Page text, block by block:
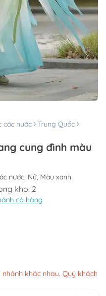
các nước
Trung Quốc
nước, Nữ, Màu xanh
kho: 2
có hàng
khác nhau. Quý khách